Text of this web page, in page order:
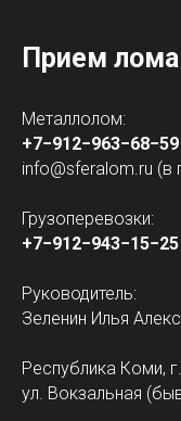
Прием
Металлолом:
+7−912−963−68−59
info@sferalom.ru (в
Грузоперевозки:
+7−912−943−15−25
Руководитель:
Зеленин Илья
Республика Коми,
ул. Вокзальная